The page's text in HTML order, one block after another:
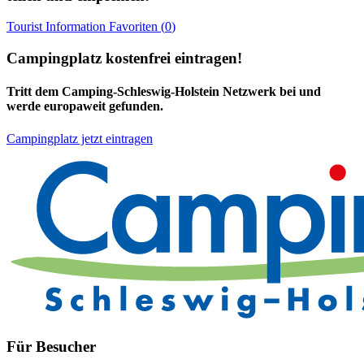
Tourist Information Favoriten (0)
Campingplatz kostenfrei eintragen!
Tritt dem Camping-Schleswig-Holstein Netzwerk bei und
werde europaweit gefunden.
Campingplatz jetzt eintragen
Für Besucher